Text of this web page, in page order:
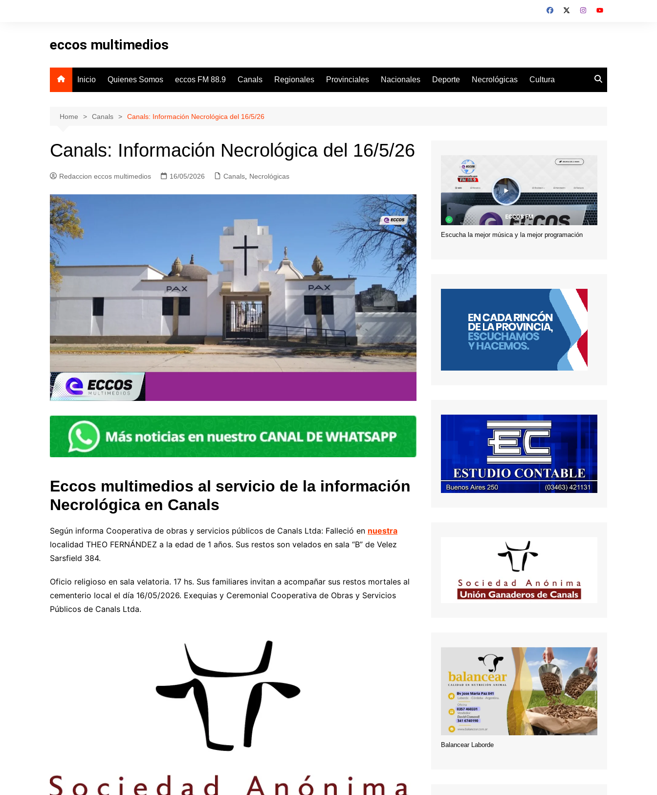
eccos multimedios
Inicio Quienes Somos eccos FM 88.9 Canals Regionales Provinciales Nacionales Deporte Necrológicas Cultura
Home Canals Canals: Información Necrológica del 16/5/26
Canals: Información Necrológica del 16/5/26
Redaccion eccos multimedios 16/05/2026 Canals Necrológicas
Eccos multimedios al servicio de la información
Necrológica en Canals
Según informa Cooperativa de obras y servicios públicos de Canals Ltda: Falleció en nuestra
localidad THEO FERNÁNDEZ a la edad de 1 años. Sus restos son velados en sala “B” de Velez
Sarsfield 384.
Oficio religioso en sala velatoria. 17 hs. Sus familiares invitan a acompañar sus restos mortales al
cementerio local el día 16/05/2026. Exequias y Ceremonial Cooperativa de Obras y Servicios
Públicos de Canals Ltda.
Escucha la mejor música y la mejor programación
Balancear Laborde